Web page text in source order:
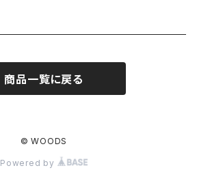
商品一覧に戻る
© WOODS
Powered by